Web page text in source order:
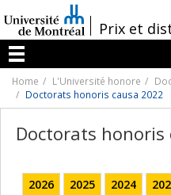
au
contenu
/Prix et
Menu
Home L'Université honore
Doctorats honoris causa 2022
Doctorats honoris
2026 2025 2024